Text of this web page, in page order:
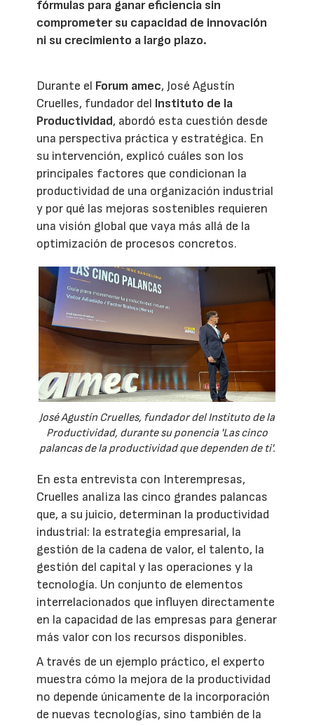
fórmulas para ganar eficiencia sin
comprometer su capacidad de innovación
ni su crecimiento a largo plazo.
Durante el Forum amec, José Agustín
Cruelles, fundador del Instituto de la
Productividad, abordó esta cuestión desde
una perspectiva práctica y estratégica. En
su intervención, explicó cuáles son los
principales factores que condicionan la
productividad de una organización industrial
y por qué las mejoras sostenibles requieren
una visión global que vaya más allá de la
optimización de procesos concretos.
José Agustín Cruelles, fundador del Instituto de la
Productividad, durante su ponencia 'Las cinco
palancas de la productividad que dependen de ti'.
En esta entrevista con Interempresas,
Cruelles analiza las cinco grandes palancas
que, a su juicio, determinan la productividad
industrial: la estrategia empresarial, la
gestión de la cadena de valor, el talento, la
gestión del capital y las operaciones y la
tecnología. Un conjunto de elementos
interrelacionados que influyen directamente
en la capacidad de las empresas para generar
más valor con los recursos disponibles.
A través de un ejemplo práctico, el experto
muestra cómo la mejora de la productividad
no depende únicamente de la incorporación
de nuevas tecnologías, sino también de la